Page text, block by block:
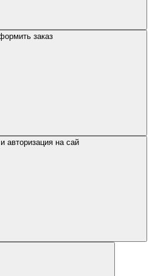
заказ
авторизация на сай